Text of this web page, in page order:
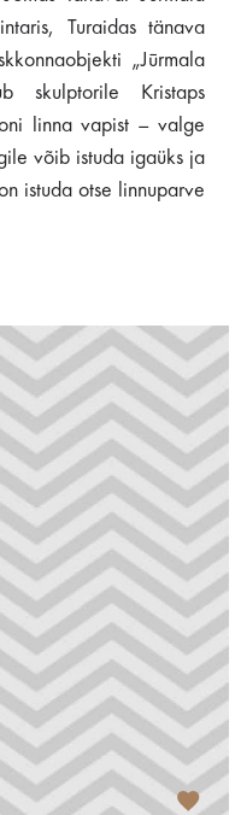
Turaidas tänava
„Jūrmala
skulptorile Kristaps
linna vapist – valge
võib istuda igaüks ja
istuda otse linnuparve